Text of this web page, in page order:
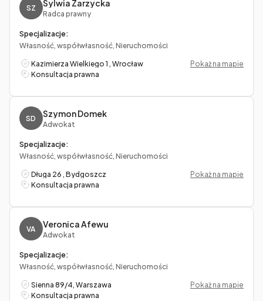
SZ Sylwia Zarzycka
Radca prawny
Specjalizacje:
Własność, współwłasność, Nieruchomości
Kazimierza Wielkiego 1 , Wrocław
Pokaż na mapie
Konsultacja prawna
SD Szymon Domek
Adwokat
Specjalizacje:
Własność, współwłasność, Nieruchomości
Długa 26 , Bydgoszcz
Pokaż na mapie
Konsultacja prawna
VA Veronica Afewu
Adwokat
Specjalizacje:
Własność, współwłasność, Nieruchomości
Sienna 89/4, Warszawa
Pokaż na mapie
Konsultacja prawna